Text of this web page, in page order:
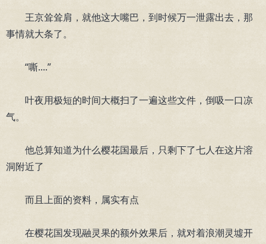
王京耸耸肩，就他这大嘴巴，到时候万一泄露出去，那
事情就大条了。
“嘶....”
叶夜用极短的时间大概扫了一遍这些文件，倒吸一口凉
气。
他总算知道为什么樱花国最后，只剩下了七人在这片溶
洞附近了
而且上面的资料，属实有点
在樱花国发现融灵果的额外效果后，就对着浪潮灵墟开